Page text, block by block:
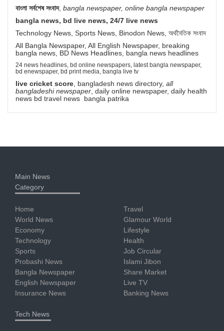
বাংলা সর্বশেষ সংবাদ, bangla newspaper, online bangla newspaper
bangla news, bd live news, 24/7 live news
Technology News, Sports News, Binodon News, অর্থনৈতিক সংবাদ
All Bangla Newspaper, All English Newspaper, breaking
bangla news, BD News Headlines, bangla news headlines
24 news headlines, bd online newspapers, latest bangla newspaper,
bd enewspaper, bd print media, bangla live tv
live cricket score , bangladesh news directory, all
bangladeshi newspaper , daily online newspaper, daily health
news bd travel news bangla patrika
Main News
Category
Home
World News
Economy
Technology
Sports
Probashi News
Bangla Newspaper
English Newspaper
Insurance News
Travel
Glamour World
Lifestyle
Health
Job Circular
Islami Jibon
Share Market
Live TV
Banking News
Tech News